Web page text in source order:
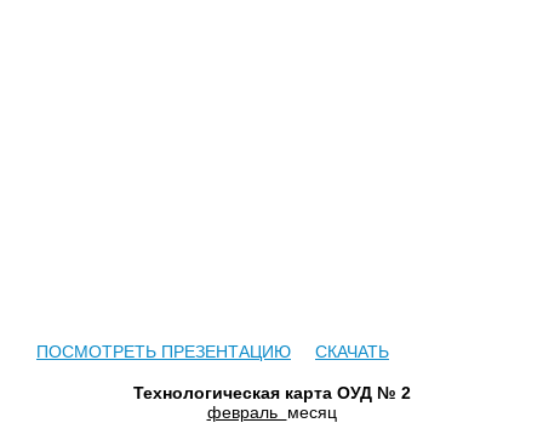
ПОСМОТРЕТЬ ПРЕЗЕНТАЦИЮ СКАЧАТЬ
Технологическая карта ОУД № 2
февраль месяц